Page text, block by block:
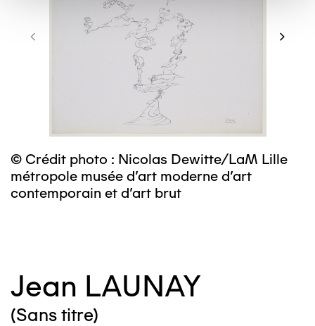
© Crédit photo : Nicolas Dewitte/LaM Lille
métropole musée d’art moderne d’art
contemporain et d’art brut
Jean LAUNAY
(Sans titre)